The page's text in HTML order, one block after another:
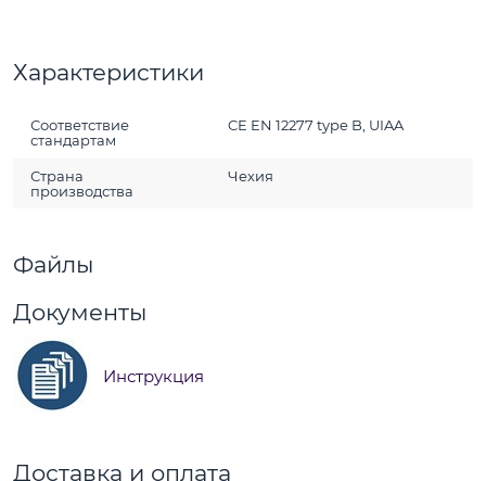
Характеристики
Соответствие
стандартам
CE EN 12277 type B, UIAA
Страна
производства
Чехия
Файлы
Документы
Инструкция
Доставка и оплата